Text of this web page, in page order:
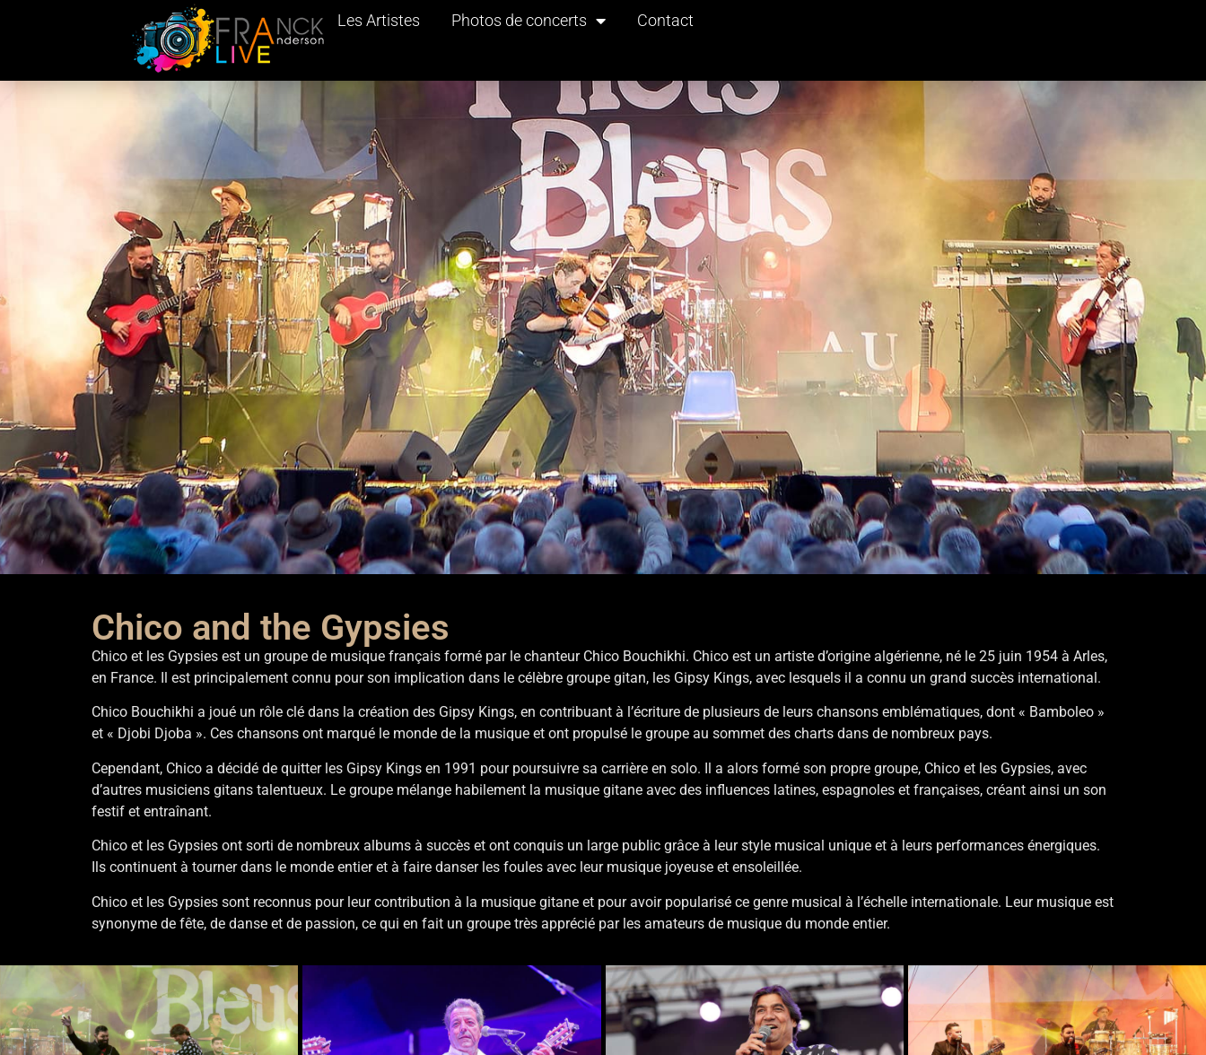
Les Artistes Photos de concerts Contact
Chico and the
Gypsies
Chico and the Gypsies
Chico et les Gypsies est un groupe de musique français formé par le chanteur Chico Bouchikhi. Chico est un artiste d’origine algérienne, né le 25 juin 1954 à Arles,
en France. Il est principalement connu pour son implication dans le célèbre groupe gitan, les Gipsy Kings, avec lesquels il a connu un grand succès international.
Chico Bouchikhi a joué un rôle clé dans la création des Gipsy Kings, en contribuant à l’écriture de plusieurs de leurs chansons emblématiques, dont « Bamboleo »
et « Djobi Djoba ». Ces chansons ont marqué le monde de la musique et ont propulsé le groupe au sommet des charts dans de nombreux pays.
Cependant, Chico a décidé de quitter les Gipsy Kings en 1991 pour poursuivre sa carrière en solo. Il a alors formé son propre groupe, Chico et les Gypsies, avec
d’autres musiciens gitans talentueux. Le groupe mélange habilement la musique gitane avec des influences latines, espagnoles et françaises, créant ainsi un son
festif et entraînant.
Chico et les Gypsies ont sorti de nombreux albums à succès et ont conquis un large public grâce à leur style musical unique et à leurs performances énergiques.
Ils continuent à tourner dans le monde entier et à faire danser les foules avec leur musique joyeuse et ensoleillée.
Chico et les Gypsies sont reconnus pour leur contribution à la musique gitane et pour avoir popularisé ce genre musical à l’échelle internationale. Leur musique est
synonyme de fête, de danse et de passion, ce qui en fait un groupe très apprécié par les amateurs de musique du monde entier.